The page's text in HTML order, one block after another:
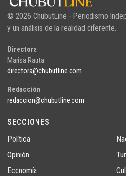
© 2026 ChubutLine - Periodismo
y un análisis de la realidad diferente.
Directora
Marisa Rauta
directora@chubutline.com
Redacción
redaccion@chubutline.com
SECCIONES
Política
Opinión
Economía